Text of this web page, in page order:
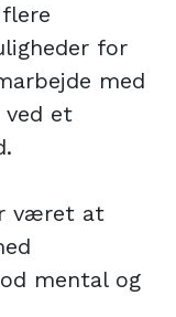
for
med
ved et
været at
mental og